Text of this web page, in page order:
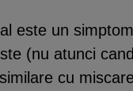
este un
(nu atunci
cu